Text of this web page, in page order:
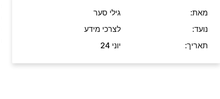
מאת:
נועד:
תאריך:
גילי סער
לצרכי מידע
יוני 24